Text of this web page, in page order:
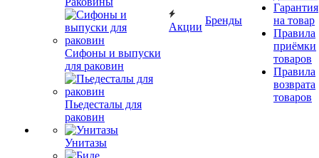
Сифоны и выпуски
для раковин
Пьедесталы для
раковин
Унитазы
Акции
Бренды
Гарантия
на товар
Правила
приёмки
товаров
Правила
возврата
товаров